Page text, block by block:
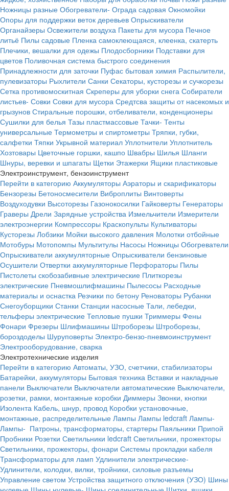
Ножницы разные Обогреватели- Ограда садовая Окномойки
Опоры для поддержки веток деревьев Опрыскиватели
Органайзеры Освежители воздуха Пакеты для мусора Печное
литьё Пилы садовые Пленка самоклеющаяся, клеенка, скатерть
Плечики, вешалки для одежы Плодосборники Подставки для
цветов Поливочная система быстрого соединения
Принадлежности для заточки Пуфас бытовая химия Распылители,
пулевизаторы Рыхлители Санки Секаторы, кусторезы и сучкорезы
Сетка противомоскитная Скреперы для уборки снега Собиратели
листьев- Совки Совки для мусора Средтсва защиты от насекомых и
грызунов Стиральные порошки, отбеливатели, конденционеры
Сушилки для белья Тазы пластмассовые Тачки- Тенты
универсальные Термометры и спиртометры Тряпки, губки,
салфетки Тяпки Укрывной материал Уплотнители Уплотнитель
Хозтовары Цветочные горшки, кашпо Швабры Шилья Шланги
Шнуры, веревки и шпагаты Щетки Этажерки Ящики пластиковые
Электроинструмент, бензоинструмент
Перейти в категорию Аккумуляторы Аэраторы и скарификаторы
Бензорезы Бетоносмесители Виброплиты Винтоверты
Воздуходувки Высоторезы Газонокосилки Гайковерты Генераторы
Граверы Дрели Зарядные устройства Измельчители Измерители
электроэнергии Компрессоры Краскопульты Культиваторы
Кусторезы Лобзики Мойки высокого давления Молотки отбойные
Мотобуры Мотопомпы Мультитулы Насосы Ножницы Обогреватели
Опрыскиватели аккумуляторные Опрыскиватели бензиновые
Осушители Отвертки аккумуляторные Перфораторы Пилы
Пистолеты скобозабивные электрические Плиткорезы
электрические Пневмошлифмашины Пылесосы Расходные
материалы и оснастка Резчики по бетону Реноваторы Рубанки
Снегоуборщики Станки Станции насосные Тали, лебедки,
тельферы электрические Тепловые пушки Триммеры Фены
Фонари Фрезеры Шлифмашины Штроборезы Штроборезы,
бороздоделы Шуруповерты Электро-бензо-пневмоинструмент
Электрооборудование, сварка
Электротехнические изделия
Перейти в категорию Автоматы, УЗО, счетчики, стабилизаторы
Батарейки, аккумуляторы Бытовая техника Вставки и накладные
панели Выключатели Выключатели автоматические Выключатели,
розетки, рамки, монтажные коробки Диммеры Звонки, кнопки
Изолента Кабель, шнур, провод Коробки установочные,
монтажные, распределительные Лампы Лампы ledcraft Лампы-
Лампы- Патроны, трансформаторы, стартеры Паяльники Припой
Пробники Розетки Светильники ledcraft Светильники, прожекторы
Светильники, прожекторы, фонари Системы прокладки кабеля
Трансформаторы для ламп Удлинители электрические-
Удлинители, колодки, вилки, тройники, силовые разъемы
Управление светом Устройства защитного отключения (УЗО) Шины